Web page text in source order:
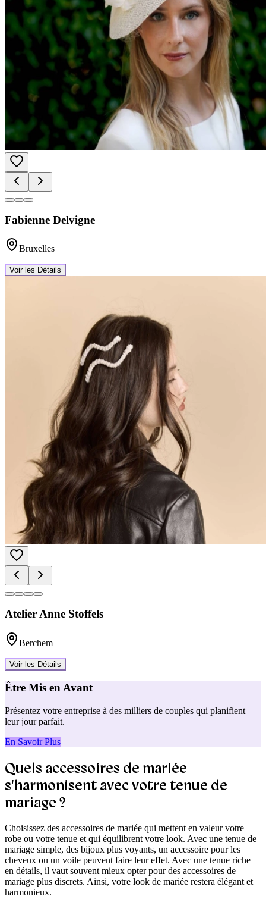
Fabienne Delvigne
Bruxelles
Voir les Détails
Atelier Anne Stoffels
Berchem
Voir les Détails
Être Mis en Avant
Présentez votre entreprise à des milliers de couples qui planifient
leur jour parfait.
En Savoir Plus
Quels accessoires de mariée
s'harmonisent avec votre tenue de
mariage ?
Choisissez des accessoires de mariée qui mettent en valeur votre
robe ou votre tenue et qui équilibrent votre look. Avec une tenue de
mariage simple, des bijoux plus voyants, un accessoire pour les
cheveux ou un voile peuvent faire leur effet. Avec une tenue riche
en détails, il vaut souvent mieux opter pour des accessoires de
mariage plus discrets. Ainsi, votre look de mariée restera élégant et
harmonieux.